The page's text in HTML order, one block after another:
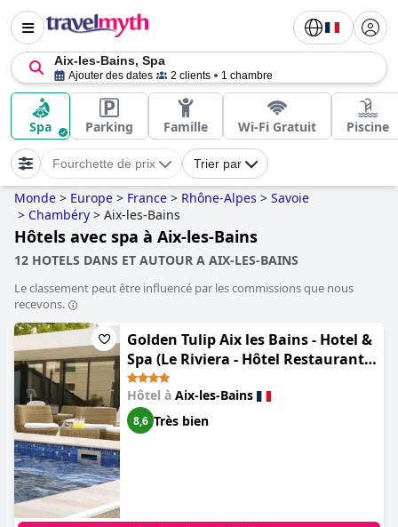
Aix-les-Bains, Spa
Ajouter des dates 2 clients 1 chambre
Spa Parking Famille Wi-Fi Gratuit Piscine
Fourchette de prix Trier par
Monde > Europe > France > Rhône-Alpes > Savoie
> Chambéry > Aix-les-Bains
Hôtels avec spa à Aix-les-Bains
12 HOTELS DANS ET AUTOUR A AIX-LES-BAINS
Le classement peut être influencé par les commissions que nous
recevons.
Golden Tulip Aix les Bains - Hotel &
Spa (Le Riviera - Hôtel Restaurant
& Spa - Ex Golden Tulip Aix les
bains)
Hôtel à Aix-les-Bains
8,6 Très bien